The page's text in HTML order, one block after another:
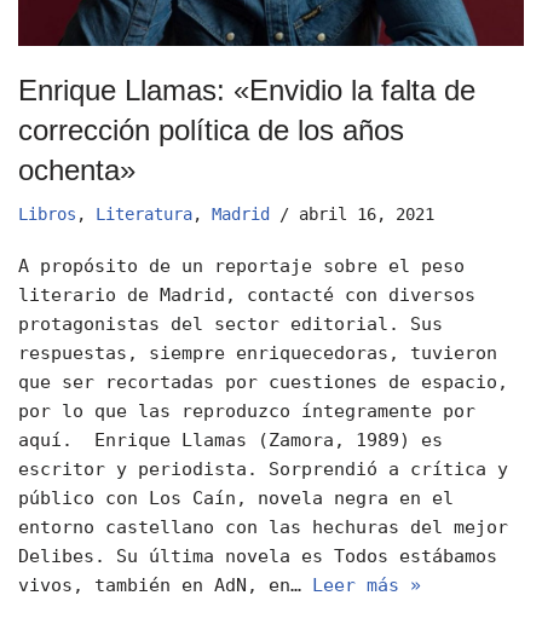
Enrique Llamas: «Envidio la falta de
corrección política de los años
ochenta»
Libros , Literatura, Madrid abril 16, 2021
A propósito de un reportaje sobre el peso
literario de Madrid, contacté con diversos
protagonistas del sector editorial. Sus
respuestas, siempre enriquecedoras, tuvieron
que ser recortadas por cuestiones de espacio,
por lo que las reproduzco íntegramente por
aquí. Enrique Llamas (Zamora, 1989) es
escritor y periodista. Sorprendió a crítica y
público con Los Caín, novela negra en el
entorno castellano con las hechuras del mejor
Delibes. Su última novela es Todos estábamos
vivos, también en AdN, en…
Leer más »